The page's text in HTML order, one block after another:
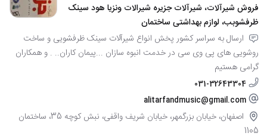
فروش شیرآلات، شیرآلات جزیره شیرالات ونزیا هود سینک
ظرفشوبب، لوازم بهداشتی ساختمان
ارسال به سراسر کشور پخش انواع شیرآلات سینک ظرفشویی و ساخت
روشویی های پی وی سی در خدمت انبوه سازان ...پیمان کاران.. . و همکاران
گرامی هستیم
031-32643304
alitarfandmusic@gmail.com
اصفهان، خیابان بزرگمهر، خیابان شریف واقفی، نبش کوچه 35، ساختمان
1105